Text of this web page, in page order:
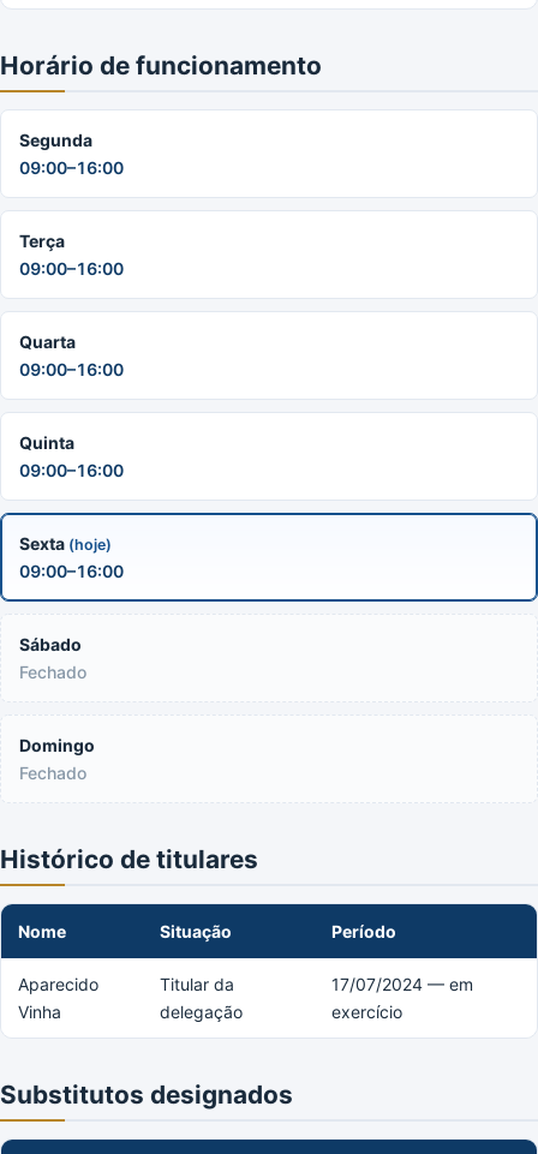
Horário de funcionamento
Segunda
09:00–16:00
Terça
09:00–16:00
Quarta
09:00–16:00
Quinta
09:00–16:00
Sexta (hoje)
09:00–16:00
Sábado
Fechado
Domingo
Fechado
Histórico de titulares
Nome Situação Período
Aparecido
Vinha
Titular da
delegação
17/07/2024 — em
exercício
Substitutos designados